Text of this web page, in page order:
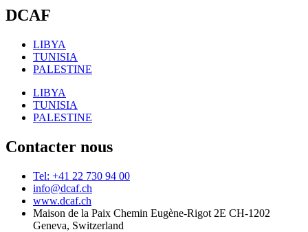
DCAF
LIBYA
TUNISIA
PALESTINE
LIBYA
TUNISIA
PALESTINE
Contacter nous
Tel: +41 22 730 94 00
info@dcaf.ch
www.dcaf.ch
Maison de la Paix Chemin Eugène-Rigot 2E CH-1202
Geneva, Switzerland